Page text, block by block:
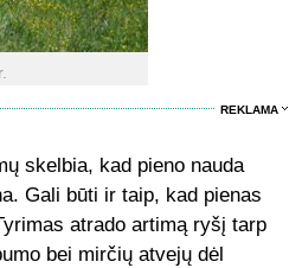
REKLAMA
skelbia, kad pieno nauda
Gali būti ir taip, kad pienas
atrado artimą ryšį tarp
bei mirčių atvejų dėl